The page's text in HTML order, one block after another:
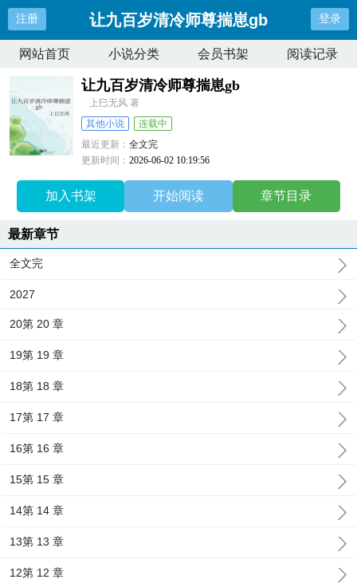
注册 让九百岁清冷师尊揣崽gb 登录
网站首页 小说分类 会员书架 阅读记录
让九百岁清冷师尊揣崽gb
上巳无风 著
其他小说
连载中
最近更新：全文完
更新时间：2026-06-02 10:19:56
加入书架 开始阅读 章节目录
最新章节
全文完
2027
20第 20 章
19第 19 章
18第 18 章
17第 17 章
16第 16 章
15第 15 章
14第 14 章
13第 13 章
12第 12 章